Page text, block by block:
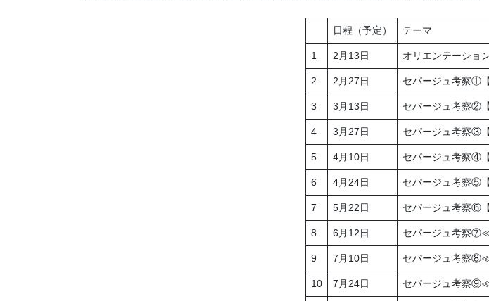
日程（予定） テーマ
1 2月13日 オリエンテーショ
2 2月27日 セパージュ考察①
3 3月13日 セパージュ考察②
4 3月27日 セパージュ考察③
5 4月10日 セパージュ考察④
6 4月24日 セパージュ考察⑤
7 5月22日 セパージュ考察⑥
8 6月12日 セパージュ考察
9 7月10日 セパージュ考察
10 7月24日 セパージュ考察